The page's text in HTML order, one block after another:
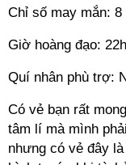
Chỉ số may mắn: 8
Giờ hoàng đạo:
Quí nhân phù trợ:
Có vẻ bạn rất
tâm lí mà mình
nhưng có vẻ đây